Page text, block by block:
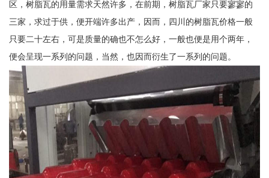
区，树脂瓦的用量需求天然许多，在前期，树脂瓦厂家只要寥寥的
三家，求过于供，便开端许多出产，因而，四川的树脂瓦价格一般
只要二十左右，可是质量的确也不怎么好，一般也便是用个两年，
便会呈现一系列的问题，当然，也因而衍生了一系列的问题。